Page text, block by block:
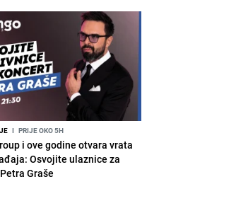
I PRIJE OKO 5H
i ove godine otvara vrata
Osvojite ulaznice za
Graše